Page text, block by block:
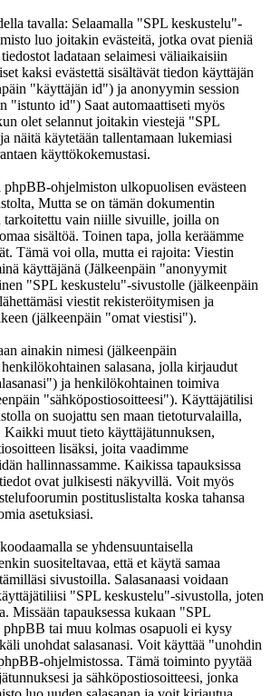
tavalla: Selaamalla "SPL keskustelu"-
luo joitakin evästeitä, jotka ovat pieniä
ladataan selaimesi väliaikaisiin
kaksi evästettä sisältävät tiedon käyttäjän
"käyttäjän id") ja anonyymin session
"istunto id") Saat automaattiseti myös
olet selannut joitakin viestejä "SPL
näitä käytetään tallentamaan lukemiasi
käyttökokemustasi.
phpBB-ohjelmiston ulkopuolisen evästeen
Mutta se on tämän dokumentin
tarkoitettu vain niille sivuille, joilla on
sisältöä. Toinen tapa, jolla keräämme
Tämä voi olla, mutta ei rajoita: Viestin
käyttäjänä (Jälkeenpäin "anonyymit
"SPL keskustelu"-sivustolle (jälkeenpäin
viestit rekisteröitymisen ja
(jälkeenpäin "omat viestisi").
ainakin nimesi (jälkeenpäin
salasana, jolla kirjaudut
ja henkilökohtainen toimiva
"sähköpostiosoitteesi"). Käyttäjätilisi
on suojattu sen maan tietoturvalailla,
Kaikki muut tieto käyttäjätunnuksen,
lisäksi, joita vaadimme
hallinnassamme. Kaikissa tapauksissa
ovat julkisesti näkyvillä. Voit myös
postituslistalta koska tahansa
asetuksiasi.
se yhdensuuntaisella
suositeltavaa, että et käytä samaa
sivustoilla. Salasanaasi voidaan
"SPL keskustelu"-sivustolla, joten
Missään tapauksessa kukaan "SPL
tai muu kolmas osapuoli ei kysy
unohdat salasanasi. Voit käyttää "unohdin
ohjelmistossa. Tämä toiminto pyytää
ja sähköpostiosoitteesi, jonka